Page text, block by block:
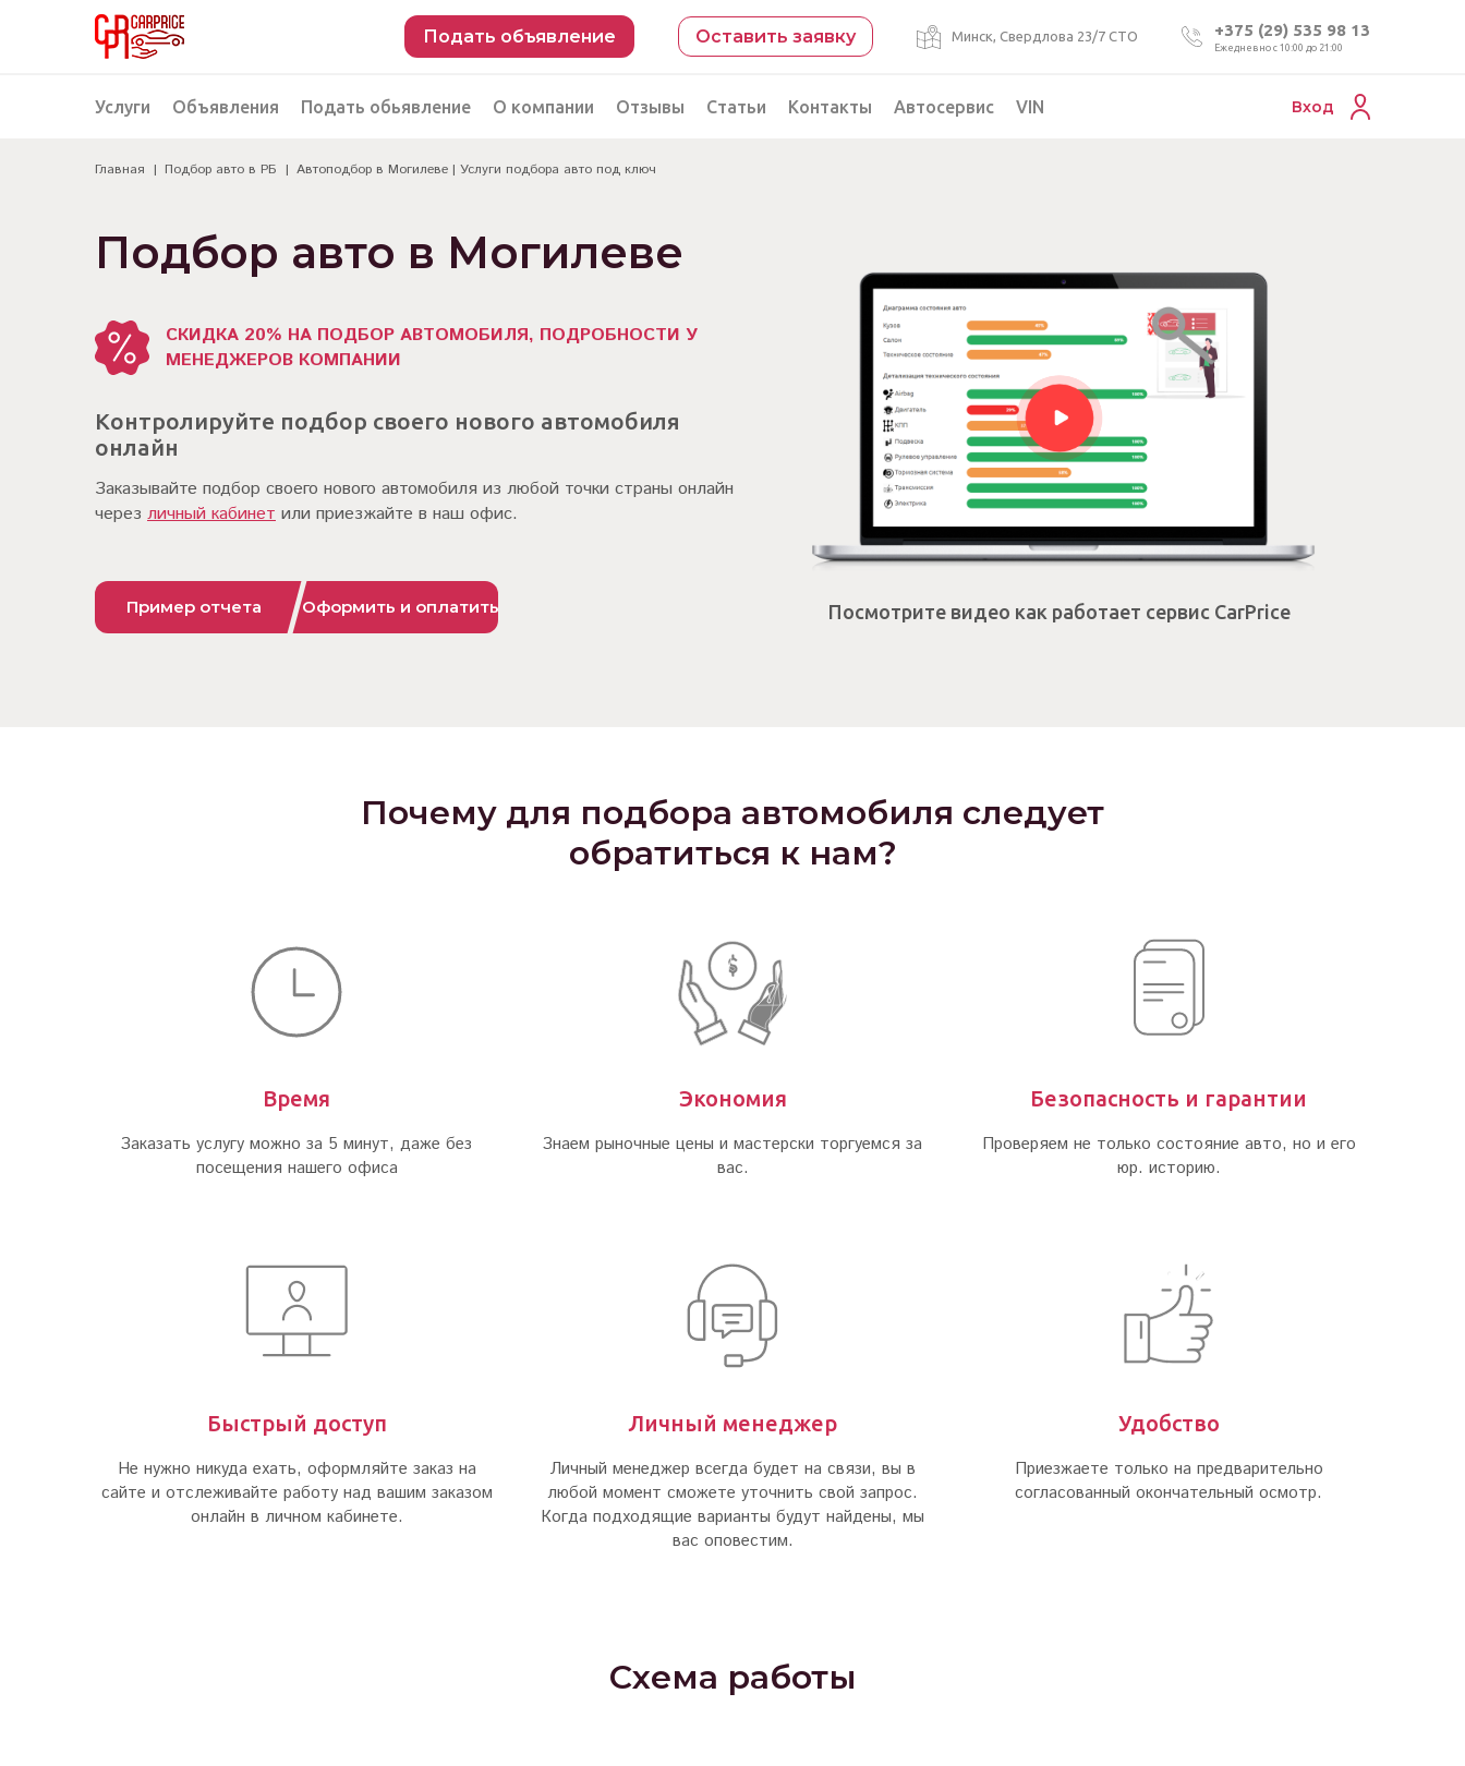
Подать объявление Оставить заявку Минск, Свердлова 23/7 СТО +375 (29) 535 98 13
Ежедневно с 10:00 до 21:00
Услуги
Подбор автомобиля
Подбор автомобиля из Европы Автоэксперт на день
Подбор мотоцикла
Объявления Подать обьявление
Разместить объявление о продаже
О компании Отзывы Статьи Контакты Автосервис VIN Вход
Главная Подбор авто в РБ Автоподбор в Могилеве | Услуги подбора авто под ключ
Подбор авто в Могилеве
СКИДКА 20% НА ПОДБОР АВТОМОБИЛЯ, ПОДРОБНОСТИ У
МЕНЕДЖЕРОВ КОМПАНИИ
Контролируйте подбор своего нового автомобиля
онлайн
Заказывайте подбор своего нового автомобиля из любой точки страны онлайн
через личный кабинет или приезжайте в наш офис.
Пример отчета Оформить и оплатить Посмотрите видео как работает сервис CarPrice
Почему для подбора автомобиля следует
обратиться к нам?
Время
Заказать услугу можно за 5 минут, даже без
посещения нашего офиса
Экономия
Знаем рыночные цены и мастерски торгуемся за
вас.
Безопасность и гарантии
Проверяем не только состояние авто, но и его
юр. историю.
Быстрый доступ
Не нужно никуда ехать, оформляйте заказ на
сайте и отслеживайте работу над вашим заказом
онлайн в личном кабинете.
Личный менеджер
Личный менеджер всегда будет на связи, вы в
любой момент сможете уточнить свой запрос.
Когда подходящие варианты будут найдены, мы
вас оповестим.
Удобство
Приезжаете только на предварительно
согласованный окончательный осмотр.
Схема работы